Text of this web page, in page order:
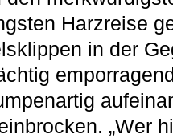
Harzreise
in der
„Wer